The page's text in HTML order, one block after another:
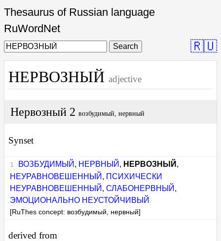
Thesaurus of Russian language
RuWordNet
Search 🇷🇺
НЕРВОЗНЫЙ adjective
Нервозный 2 возбудимый, нервный
Synset
ВОЗБУДИМЫЙ , НЕРВНЫЙ , НЕРВОЗНЫЙ ,
НЕУРАВНОВЕШЕННЫЙ , ПСИХИЧЕСКИ
НЕУРАВНОВЕШЕННЫЙ ,СЛАБОНЕРВНЫЙ ,
ЭМОЦИОНАЛЬНО НЕУСТОЙЧИВЫЙ
[RuThes concept: возбудимый, нервный]
derived from